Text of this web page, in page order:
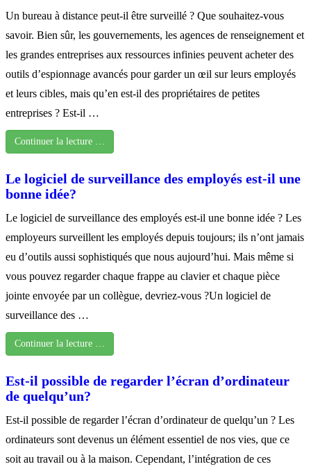
Un bureau à distance peut-il être surveillé ? Que souhaitez-vous
savoir. Bien sûr, les gouvernements, les agences de renseignement et
les grandes entreprises aux ressources infinies peuvent acheter des
outils d’espionnage avancés pour garder un œil sur leurs employés
et leurs cibles, mais qu’en est-il des propriétaires de petites
entreprises ? Est-il …
Continuer la lecture …
Le logiciel de surveillance des employés est-il une
bonne idée?
Le logiciel de surveillance des employés est-il une bonne idée ? Les
employeurs surveillent les employés depuis toujours; ils n’ont jamais
eu d’outils aussi sophistiqués que nous aujourd’hui. Mais même si
vous pouvez regarder chaque frappe au clavier et chaque pièce
jointe envoyée par un collègue, devriez-vous ?Un logiciel de
surveillance des …
Continuer la lecture …
Est-il possible de regarder l’écran d’ordinateur
de quelqu’un?
Est-il possible de regarder l’écran d’ordinateur de quelqu’un ? Les
ordinateurs sont devenus un élément essentiel de nos vies, que ce
soit au travail ou à la maison. Cependant, l’intégration de ces